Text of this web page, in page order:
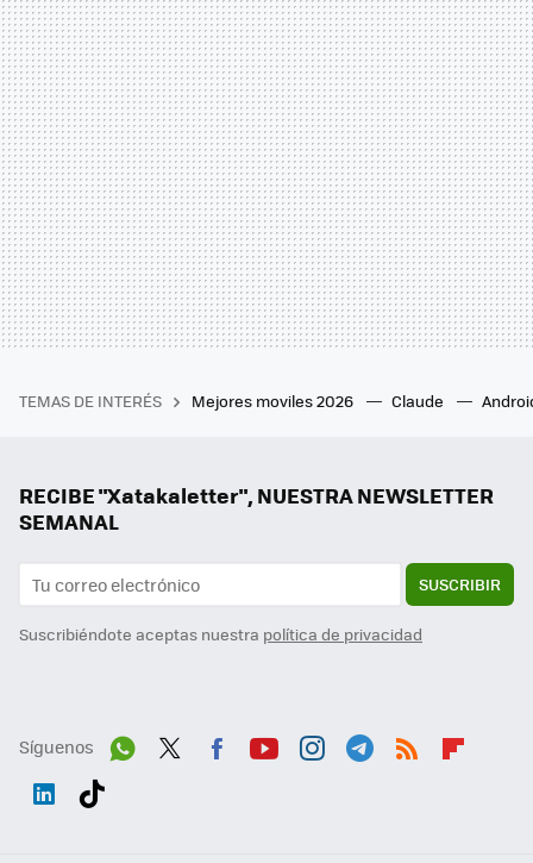
TEMAS DE INTERÉS Mejores moviles 2026 Claude
RECIBE "Xatakaletter", NUESTRA NEWSLETTER
SEMANAL
SUSCRIBIR
Suscribiéndote aceptas nuestra política de privacidad
Síguenos